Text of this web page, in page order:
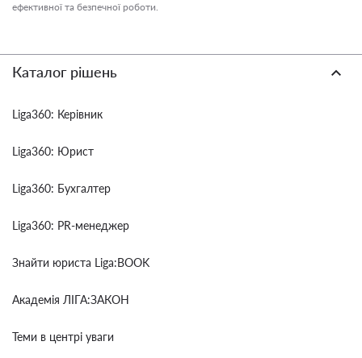
ефективної та безпечної роботи.
Каталог рішень
Liga360: Керівник
Liga360: Юрист
Liga360: Бухгалтер
Liga360: PR-менеджер
Знайти юриста Liga:BOOK
Академія ЛІГА:ЗАКОН
Теми в центрі уваги